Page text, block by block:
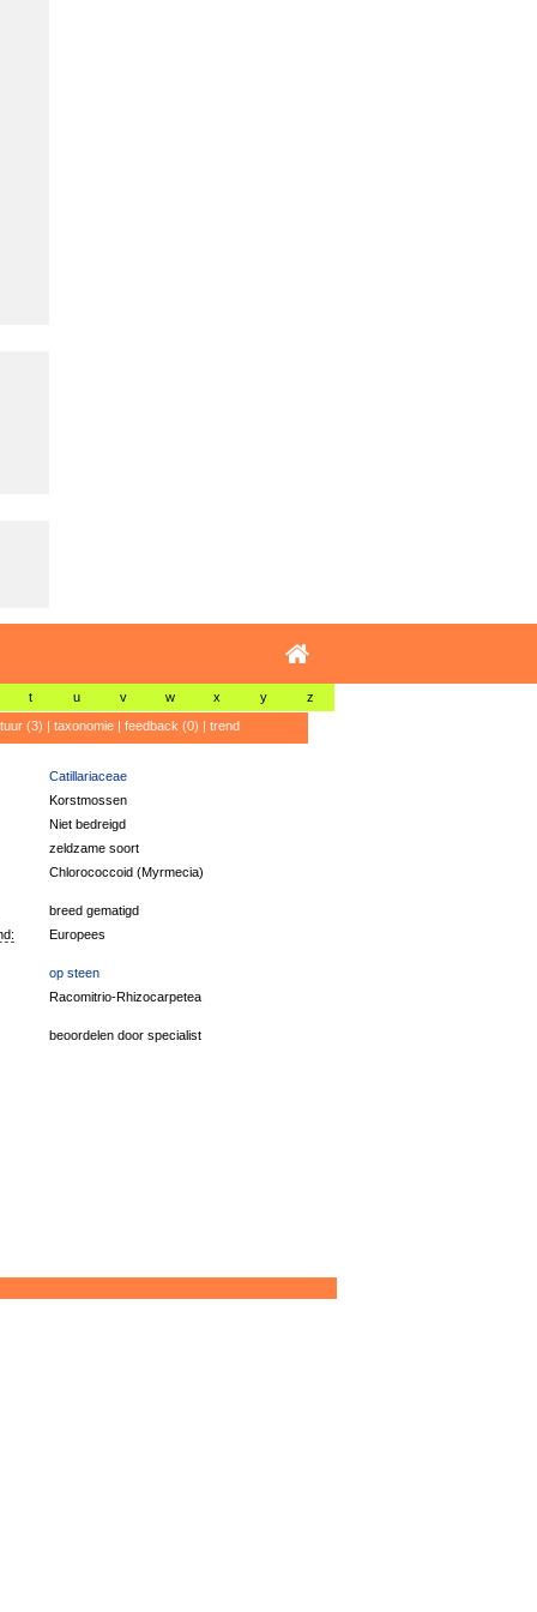
t u v w x y z
(3) | taxonomie| feedback (0) | trend
Catillariaceae
Korstmossen
Niet bedreigd
zeldzame soort
Chlorococcoid (Myrmecia)
breed gematigd
Europees
op steen
Racomitrio-Rhizocarpetea
beoordelen door specialist